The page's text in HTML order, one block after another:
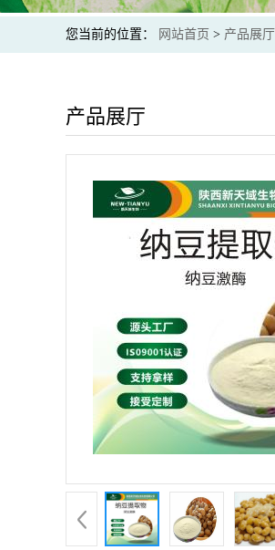
您当前的位置： 网站首页 > 产品展厅
产品展厅